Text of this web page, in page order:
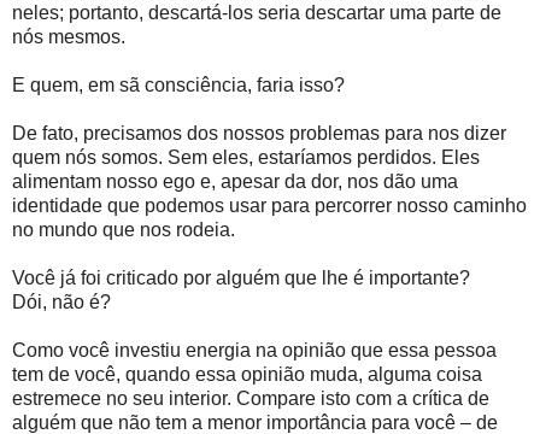
neles; portanto, descartá-los seria descartar uma parte de
nós mesmos.
E quem, em sã consciência, faria isso?
De fato, precisamos dos nossos problemas para nos dizer
quem nós somos. Sem eles, estaríamos perdidos. Eles
alimentam nosso ego e, apesar da dor, nos dão uma
identidade que podemos usar para percorrer nosso caminho
no mundo que nos rodeia.
Você já foi criticado por alguém que lhe é importante?
Dói, não é?
Como você investiu energia na opinião que essa pessoa
tem de você, quando essa opinião muda, alguma coisa
estremece no seu interior. Compare isto com a crítica de
alguém que não tem a menor importância para você – de